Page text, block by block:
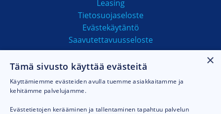
Leasing
Tietosuojaseloste
Evästekäytäntö
Saavutettavuusseloste
MAKSUTAVAT
×
Tämä sivusto käyttää evästeitä
Käyttämiemme evästeiden avulla tuemme asiakkaitamme ja
kehitämme palvelujamme.
Evästetietojen kerääminen ja tallentaminen tapahtuu palvelun